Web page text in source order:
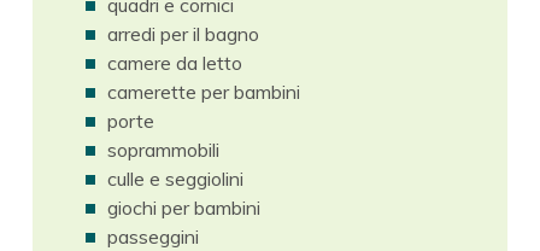
quadri e cornici
arredi per il bagno
camere da letto
camerette per bambini
porte
soprammobili
culle e seggiolini
giochi per bambini
passeggini